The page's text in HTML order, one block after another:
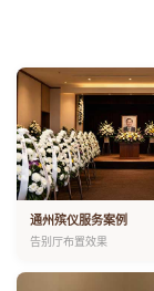
通州殡仪服务案例
告别厅布置效果